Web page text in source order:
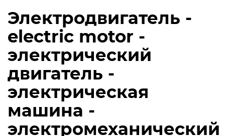
Электродвигатель -
electric motor -
электрический
двигатель -
электрическая
машина -
электромеханический